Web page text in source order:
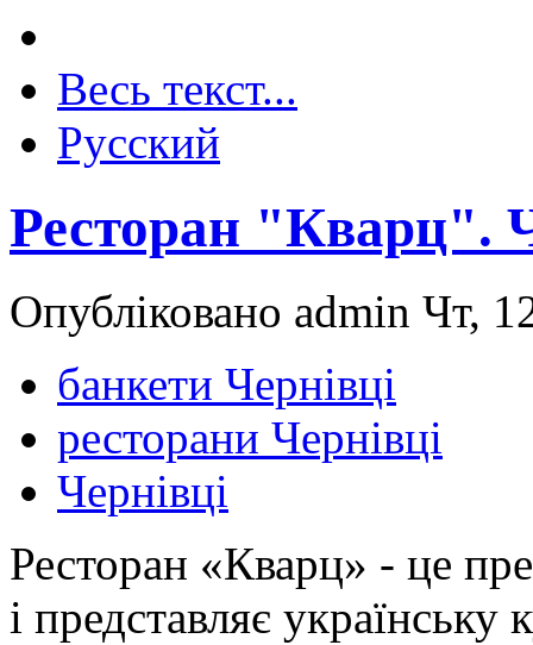
Весь текст...
Русский
Ресторан "Кварц".
Опубліковано admin Чт,
банкети Чернівці
ресторани Чернівці
Чернівці
Ресторан «Кварц» - це
і представляє